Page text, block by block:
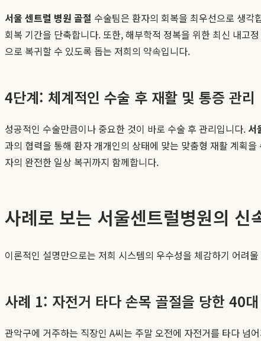
서울 센트럴 병원 골절 수술팀은 환자의 회복을 최우선으로 생
회복 기간을 단축합니다. 또한, 해부학적 정복을 위한 최신 내고
으로 복귀할 수 있도록 돕는 저희의 약속입니다.
4단계: 체계적인 수술 후 재활 및 통증 관리
성공적인 수술만큼이나 중요한 것이 바로 수술 후 관리입니다. 서
과의 협력을 통해 환자 개개인의 상태에 맞는 맞춤형 재활 계획
자의 완전한 일상 복귀까지 함께합니다.
사례로 보는 서울센트럴병원의 신
이론적인 설명만으로는 저희 시스템의 우수성을 체감하기 어려
사례 1: 자전거 타다 손목 골절을 당한 40
관악구에 거주하는 직장인 A씨는 주말 오전에 자전거를 타다 넘